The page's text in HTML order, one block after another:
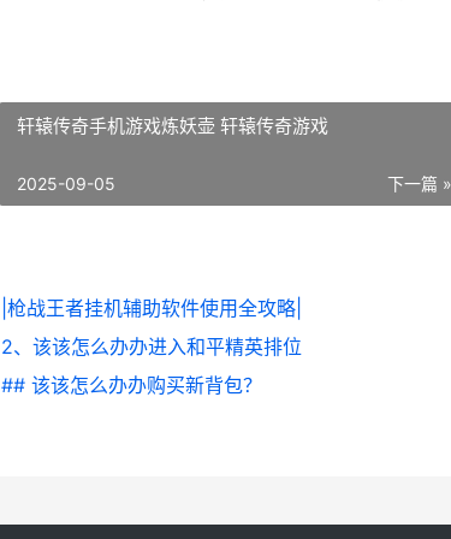
轩辕传奇手机游戏炼妖壶 轩辕传奇游戏
下一篇 »
2025-09-05
|枪战王者挂机辅助软件使用全攻略|
2、该该怎么办办进入和平精英排位
## 该该怎么办办购买新背包？